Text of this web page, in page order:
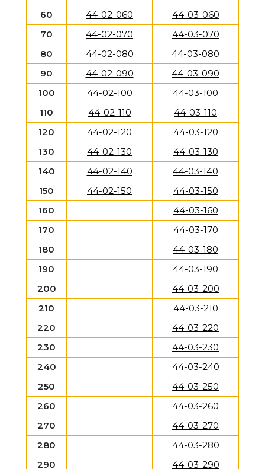
60
44-02-060
44-03-060
70
44-02-070
44-03-070
80
44-02-080
44-03-080
90
44-02-090
44-03-090
100
44-02-100
44-03-100
110
44-02-110
44-03-110
120
44-02-120
44-03-120
130
44-02-130
44-03-130
140
44-02-140
44-03-140
150
44-02-150
44-03-150
160
44-03-160
170
44-03-170
180
44-03-180
190
44-03-190
200
44-03-200
210
44-03-210
220
44-03-220
230
44-03-230
240
44-03-240
250
44-03-250
260
44-03-260
270
44-03-270
280
44-03-280
290
44-03-290